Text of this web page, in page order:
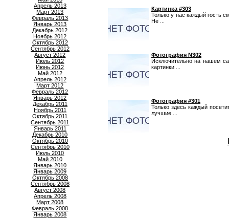
Апрель 2013
Март 2013
Февраль 2013
Январь 2013
Декабрь 2012
Ноябрь 2012
Октябрь 2012
Сентябрь 2012
Август 2012
Июль 2012
Июнь 2012
Май 2012
Апрель 2012
Март 2012
Февраль 2012
Январь 2012
Декабрь 2011
Ноябрь 2011
Октябрь 2011
Сентябрь 2011
Январь 2011
Декабрь 2010
Октябрь 2010
Сентябрь 2010
Июль 2010
Май 2010
Январь 2010
Январь 2009
Октябрь 2008
Сентябрь 2008
Август 2008
Апрель 2008
Март 2008
Февраль 2008
Январь 2008
Картинка #303
Только у нас каждый гость
Не ...
Фотография N302
Исключительно на нашем
картинки ...
Фотография #301
Только здесь каждый
лучшие ...